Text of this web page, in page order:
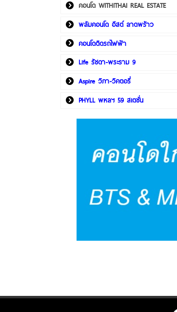
คอนโด WITHITHAI REAL ESTATE
พลัมคอนโด อีสต์ ลาดพร้าว
คอนโดติดรถไฟฟ้า
Life รัชดา-พระราม 9
Aspire วิภา-วิคตอรี่
PHYLL พหลฯ 59 สเตชั่น